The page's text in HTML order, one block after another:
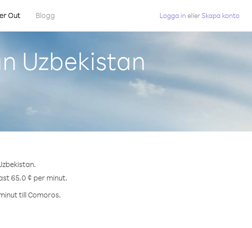
Out Blogg Logga in eller Skapa konto
Uzbekistan
65.0 ¢ per minut.
till Comoros.